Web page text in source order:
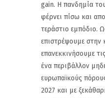
gain. Η πανδημία
φέρνει πίσω και
τεράστιο εμπόδιο.
επιστρέψουμε στην
επανεκκινήσουμε
ένα περιβάλλον
ευρωπαϊκούς
2027 και με